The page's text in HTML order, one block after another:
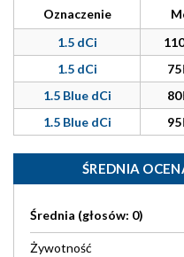
Oznaczenie
1.5 dCi
110
1.5 dCi
75
1.5 Blue dCi
80
1.5 Blue dCi
95
ŚREDNIA
Średnia (głosów: 0)
Żywotność